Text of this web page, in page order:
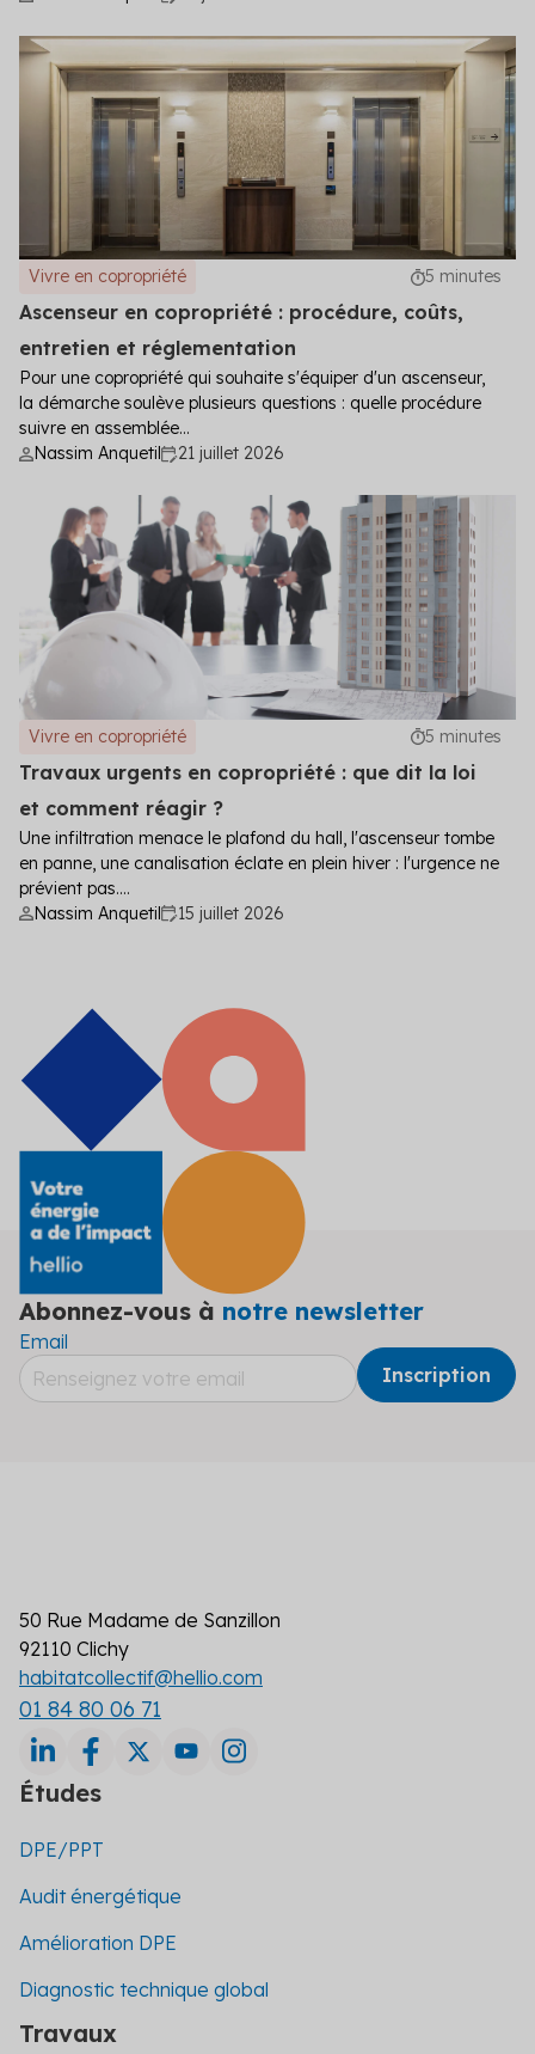
Vivre en copropriété 5 minutes
Ascenseur en copropriété : procédure, coûts,
entretien et réglementation
Pour une copropriété qui souhaite s'équiper d'un ascenseur,
la démarche soulève plusieurs questions : quelle procédure
suivre en assemblée...
Nassim Anquetil
21 juillet 2026
Vivre en copropriété 5 minutes
Travaux urgents en copropriété : que dit la loi
et comment réagir ?
Une infiltration menace le plafond du hall, l'ascenseur tombe
en panne, une canalisation éclate en plein hiver : l'urgence ne
prévient pas....
Nassim Anquetil
15 juillet 2026
Abonnez-vous à notre newsletter
Email
50 Rue Madame de Sanzillon
92110 Clichy
habitatcollectif@hellio.com
01 84 80 06 71
Études
DPE/PPT
Audit énergétique
Amélioration DPE
Diagnostic technique global
Travaux